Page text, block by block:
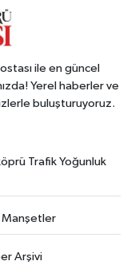
ile en güncel
Yerel haberler ve
buluşturuyoruz.
Trafik Yoğunluk
Manşetler
Arşivi